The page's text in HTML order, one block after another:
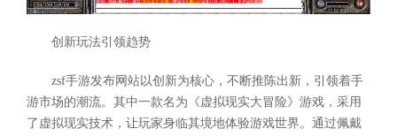
创新玩法引领趋势
zsf手游发布网站以创新为核心，不断推陈出新，引领着手
游市场的潮流。其中一款名为《虚拟现实大冒险》游戏，采用
了虚拟现实技术，让玩家身临其境地体验游戏世界。通过佩戴